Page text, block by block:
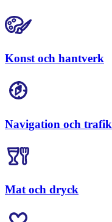
Konst och hantverk
Navigation och trafik
Mat och dryck